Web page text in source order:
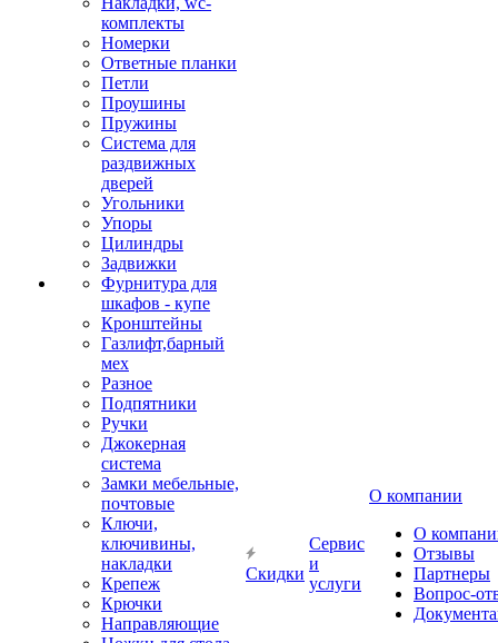
комплекты
Номерки
Ответные планки
Петли
Проушины
Пружины
Система для
раздвижных
дверей
Угольники
Упоры
Цилиндры
Задвижки
Фурнитура для
шкафов - купе
Кронштейны
Газлифт,барный
мех
Разное
Подпятники
Ручки
Джокерная
система
Замки мебельные,
почтовые
Ключи,
ключивины,
накладки
Крепеж
Крючки
Направляющие
Скидки
Сервис
и
услуги
О компании
О
Отзывы
Партнеры
Вопрос-